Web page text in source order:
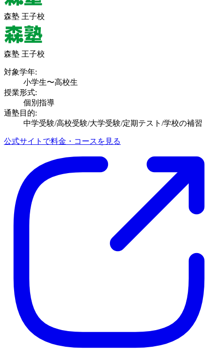
森塾 王子校
森塾 王子校
対象学年:
小学生〜高校生
授業形式:
個別指導
通塾目的:
中学受験/高校受験/大学受験/定期テスト/学校の補習
公式サイトで料金・コースを見る